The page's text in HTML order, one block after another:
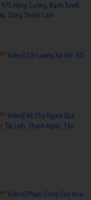
Hùng Cường, Bạch Tuyết,
Dũng Thanh Lâm
Video] Cải Lương Xã Hội: SỐ
Video] Kẻ Chợ Người Quê -
Tài Linh, Thanh Ngân, Tấn
Video] Phạm Công Cúc Hoa